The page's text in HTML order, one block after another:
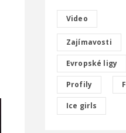
Video
Zajímavosti
Evropské ligy
Profily
Ice girls